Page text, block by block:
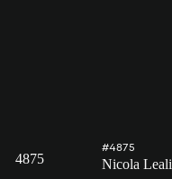
4875
#4875
Nicola Leali